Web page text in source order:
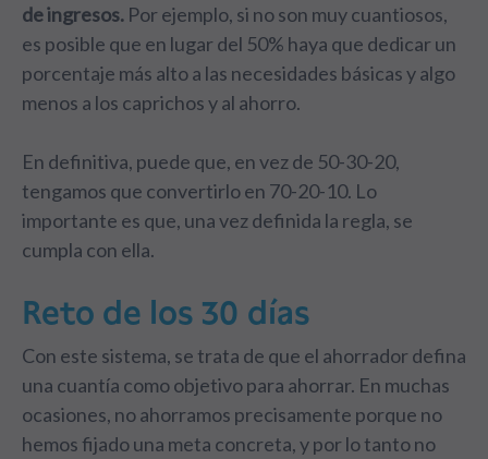
de ingresos. Por ejemplo, si no son muy cuantiosos,
es posible que en lugar del 50% haya que dedicar un
porcentaje más alto a las necesidades básicas y algo
menos a los caprichos y al ahorro.
En definitiva, puede que, en vez de 50-30-20,
tengamos que convertirlo en 70-20-10. Lo
importante es que, una vez definida la regla, se
cumpla con ella.
Reto de los 30 días
Con este sistema, se trata de que el ahorrador defina
una cuantía como objetivo para ahorrar. En muchas
ocasiones, no ahorramos precisamente porque no
hemos fijado una meta concreta, y por lo tanto no